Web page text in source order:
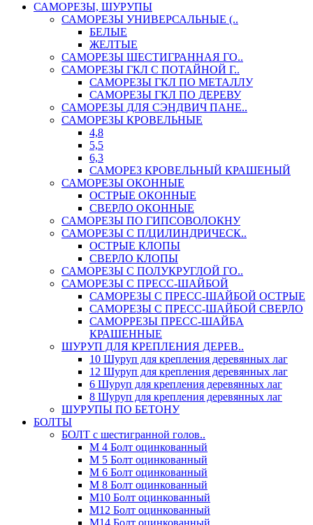
САМОРЕЗЫ, ШУРУПЫ
САМОРЕЗЫ УНИВЕРСАЛЬНЫЕ (..
БЕЛЫЕ
ЖЕЛТЫЕ
САМОРЕЗЫ ШЕСТИГРАННАЯ ГО..
САМОРЕЗЫ ГКЛ С ПОТАЙНОЙ Г..
САМОРЕЗЫ ГКЛ ПО МЕТАЛЛУ
САМОРЕЗЫ ГКЛ ПО ДЕРЕВУ
САМОРЕЗЫ ДЛЯ СЭНДВИЧ ПАНЕ..
САМОРЕЗЫ КРОВЕЛЬНЫЕ
4,8
5,5
6,3
САМОРЕЗ КРОВЕЛЬНЫЙ КРАШЕНЫЙ
САМОРЕЗЫ ОКОННЫЕ
ОСТРЫЕ ОКОННЫЕ
СВЕРЛО ОКОННЫЕ
САМОРЕЗЫ ПО ГИПСОВОЛОКНУ
САМОРЕЗЫ С П/ЦИЛИНДРИЧЕСК..
ОСТРЫЕ КЛОПЫ
СВЕРЛО КЛОПЫ
САМОРЕЗЫ С ПОЛУКРУГЛОЙ ГО..
САМОРЕЗЫ С ПРЕСС-ШАЙБОЙ
САМОРЕЗЫ С ПРЕСС-ШАЙБОЙ ОСТРЫЕ
САМОРЕЗЫ С ПРЕСС-ШАЙБОЙ СВЕРЛО
САМОРРЕЗЫ ПРЕСС-ШАЙБА
КРАШЕННЫЕ
ШУРУП ДЛЯ КРЕПЛЕНИЯ ДЕРЕВ..
10 Шуруп для крепления деревянных лаг
12 Шуруп для крепления деревянных лаг
6 Шуруп для крепления деревянных лаг
8 Шуруп для крепления деревянных лаг
ШУРУПЫ ПО БЕТОНУ
БОЛТЫ
БОЛТ с шестигранной голов..
М 4 Болт оцинкованный
М 5 Болт оцинкованный
М 6 Болт оцинкованный
М 8 Болт оцинкованный
М10 Болт оцинкованный
М12 Болт оцинкованный
М14 Болт оцинкованный